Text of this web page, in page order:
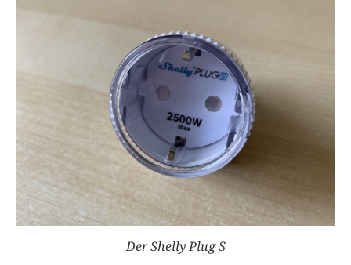
Der Shelly Plug S